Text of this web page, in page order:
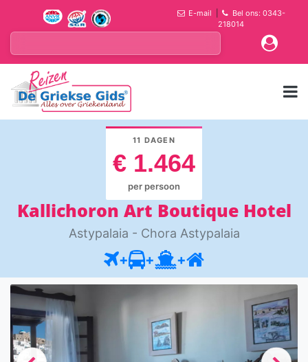
E-mail
Bel ons: 0343-
218014
11 DAGEN
€ 1.464
per persoon
Kallichoron Art Boutique Hotel
Astypalaia - Chora Astypalaia
+ + +